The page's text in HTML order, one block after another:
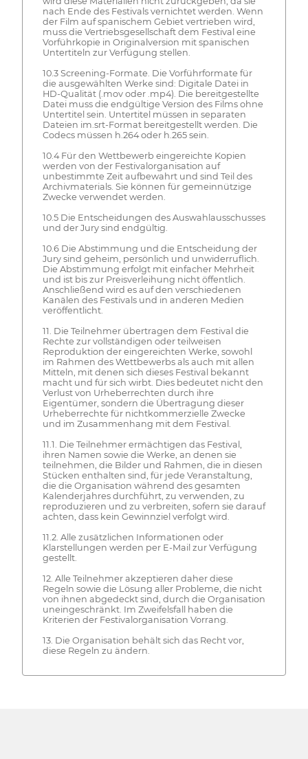
nach Ende des Festivals vernichtet werden. Wenn
der Film auf spanischem Gebiet vertrieben wird,
muss die Vertriebsgesellschaft dem Festival eine
Vorführkopie in Originalversion mit spanischen
Untertiteln zur Verfügung stellen.
10.3 Screening-Formate. Die Vorführformate für
die ausgewählten Werke sind: Digitale Datei in
HD-Qualität (.mov oder .mp4). Die bereitgestellte
Datei muss die endgültige Version des Films ohne
Untertitel sein. Untertitel müssen in separaten
Dateien im.srt-Format bereitgestellt werden. Die
Codecs müssen h.264 oder h.265 sein.
10.4 Für den Wettbewerb eingereichte Kopien
werden von der Festivalorganisation auf
unbestimmte Zeit aufbewahrt und sind Teil des
Archivmaterials. Sie können für gemeinnützige
Zwecke verwendet werden.
10.5 Die Entscheidungen des Auswahlausschusses
und der Jury sind endgültig.
10.6 Die Abstimmung und die Entscheidung der
Jury sind geheim, persönlich und unwiderruflich.
Die Abstimmung erfolgt mit einfacher Mehrheit
und ist bis zur Preisverleihung nicht öffentlich.
Anschließend wird es auf den verschiedenen
Kanälen des Festivals und in anderen Medien
veröffentlicht.
11. Die Teilnehmer übertragen dem Festival die
Rechte zur vollständigen oder teilweisen
Reproduktion der eingereichten Werke, sowohl
im Rahmen des Wettbewerbs als auch mit allen
Mitteln, mit denen sich dieses Festival bekannt
macht und für sich wirbt. Dies bedeutet nicht den
Verlust von Urheberrechten durch ihre
Eigentümer, sondern die Übertragung dieser
Urheberrechte für nichtkommerzielle Zwecke
und im Zusammenhang mit dem Festival.
11.1. Die Teilnehmer ermächtigen das Festival,
ihren Namen sowie die Werke, an denen sie
teilnehmen, die Bilder und Rahmen, die in diesen
Stücken enthalten sind, für jede Veranstaltung,
die die Organisation während des gesamten
Kalenderjahres durchführt, zu verwenden, zu
reproduzieren und zu verbreiten, sofern sie darauf
achten, dass kein Gewinnziel verfolgt wird.
11.2. Alle zusätzlichen Informationen oder
Klarstellungen werden per E-Mail zur Verfügung
gestellt.
12. Alle Teilnehmer akzeptieren daher diese
Regeln sowie die Lösung aller Probleme, die nicht
von ihnen abgedeckt sind, durch die Organisation
uneingeschränkt. Im Zweifelsfall haben die
Kriterien der Festivalorganisation Vorrang.
13. Die Organisation behält sich das Recht vor,
diese Regeln zu ändern.